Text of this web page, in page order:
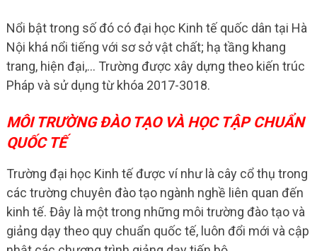
Nổi bật trong số đó có đại học Kinh tế quốc dân tại Hà
Nội khá nổi tiếng với sơ sở vật chất; hạ tầng khang
trang, hiện đại,… Trường được xây dựng theo kiến trúc
Pháp và sử dụng từ khóa 2017-3018.
MÔI TRƯỜNG ĐÀO TẠO VÀ HỌC TẬP CHUẨN
QUỐC TẾ
Trường đại học Kinh tế được ví như là cây cổ thụ trong
các trường chuyên đào tạo ngành nghề liên quan đến
kinh tế. Đây là một trong những môi trường đào tạo và
giảng dạy theo quy chuẩn quốc tế, luôn đổi mới và cập